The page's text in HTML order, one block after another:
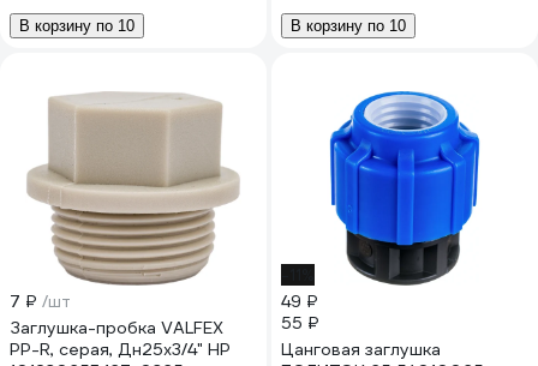
В корзину по 10 В корзину по 10
7 ₽ /шт
Заглушка-пробка VALFEX
PP-R, серая, Дн25х3/4" НР
49 ₽
55 ₽
Цанговая заглушка